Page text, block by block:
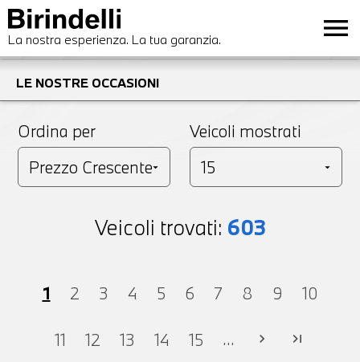
La nostra esperienza. La tua garanzia. menu
LE NOSTRE OCCASIONI
Ordina per Veicoli mostrati
Veicoli trovati: 603
1 2 3 4 5 6 7 8 9 10
11 12 13 14 15 ... chevron_right last_page